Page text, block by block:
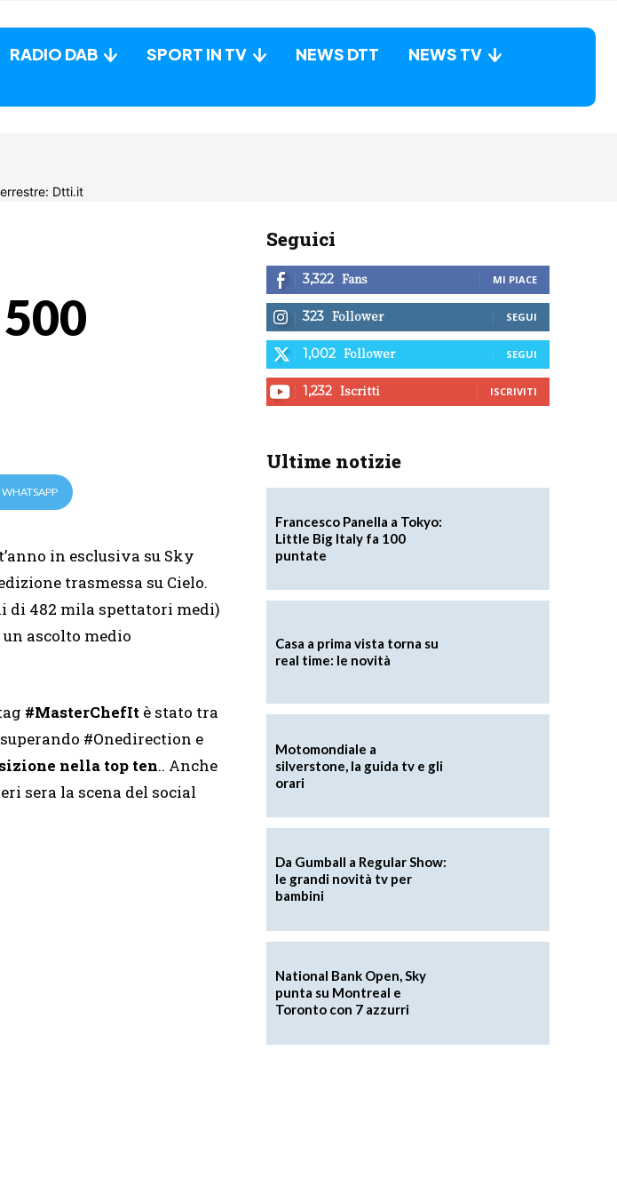
RADIO DAB SPORT IN TV NEWS DTT
NEWS TV
WHATSAPP
in esclusiva su Sky
trasmessa su Cielo.
di 482 mila spettatori medi)
ascolto medio
#MasterChefIt è stato tra
#Onedirection e
nella top ten.. Anche
sera la scena del social
Seguici
3,322 Fans MI PIACE
323 Follower SEGUI
1,002 Follower SEGUI
1,232 Iscritti ISCRIVITI
Ultime notizie
Francesco Panella a Tokyo:
Little Big Italy fa 100
puntate
Casa a prima vista torna su
real time: le novità
Motomondiale a
silverstone, la guida tv e gli
orari
Da Gumball a Regular Show:
le grandi novità tv per
bambini
National Bank Open, Sky
punta su Montreal e
Toronto con 7 azzurri